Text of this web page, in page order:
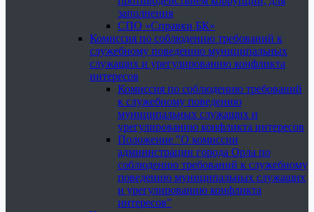
заполнения
СПО «Справки БК»
Комиссия по соблюдению требований к
служебному поведению муниципальных
служащих и урегулированию конфликта
интересов
Комиссия по соблюдению требований
к служебному поведению
муниципальных служащих и
урегулированию конфликта интересов
Положение "О комиссии
администрации города Орла по
соблюдению требований к служебному
поведению муниципальных служащих
и урегулированию конфликта
интересов"